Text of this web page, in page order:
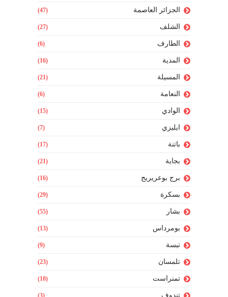
الجزائر العاصمة (47)
الشلف (27)
الطارف (6)
المدية (16)
المسيلة (21)
النعامة (6)
الوادي (15)
ايليزي (7)
باتنة (17)
بجاية (21)
برج بوعريريج (16)
بسكرة (29)
بشار (55)
بومرداس (13)
تبسة (9)
تلمسان (23)
تمنراست (10)
تندوف (3)